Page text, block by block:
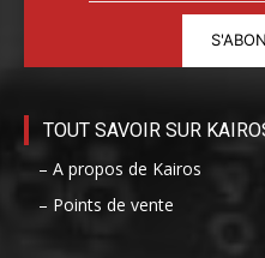
TOUT SAVOIR SUR
– A propos de Kairos
– Points de vente